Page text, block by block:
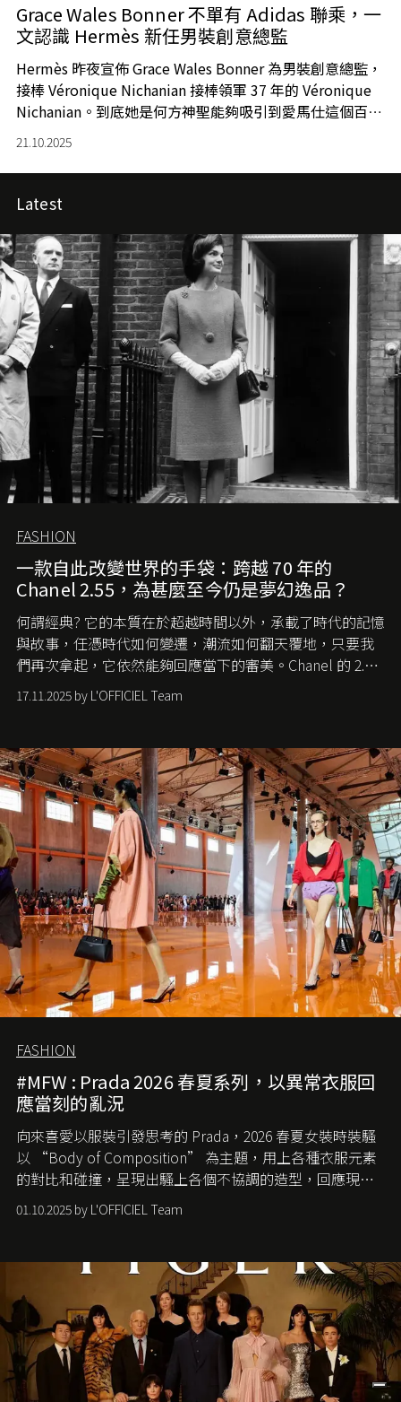
Grace Wales Bonner 不單有 Adidas 聯乘，一
文認識 Hermès 新任男裝創意總監
Hermès 昨夜宣佈 Grace Wales Bonner 為男裝創意總監，
接棒 Véronique Nichanian 接棒領軍 37 年的 Véronique
Nichanian。到底她是何方神聖能夠吸引到愛馬仕這個百年
品牌的垂青，又能讓一眾時裝人心悅誠服？或許這正是好
機會讓我們再次認識炙手可熱的設計師，除了廣受追捧的
Adidas 聯乘外，還有甚麼豐功偉績？
21.10.2025
Latest
FASHION
一款自此改變世界的手袋：跨越 70 年的
Chanel 2.55，為甚麼至今仍是夢幻逸品？
何謂經典? 它的本質在於超越時間以外，承載了時代的記憶
與故事，任憑時代如何變遷，潮流如何翻天覆地，只要我
們再次拿起，它依然能夠回應當下的審美。Chanel 的 2.55
手袋更是這樣存在，自問世至今，一直有着舉足輕重的地
位。如果說每個女生的第一個夢想手袋是 Chanel，那 2.55
愛它的雋永與優雅。那麼這個手袋是怎麼誕生的呢？又為
甚麼取名叫 2.55 ？今天就由《L'Officiel HK》帶你穿越流金
歲月，回顧 2.55 的誕生故事。
17.11.2025 by L'OFFICIEL Team
FASHION
#MFW : Prada 2026 春夏系列，以異常衣服回
應當刻的亂況
向來喜愛以服裝引發思考的 Prada，2026 春夏女裝時裝騷
以 “Body of Composition” 為主題，用上各種衣服元素
的對比和碰撞，呈現出騷上各個不協調的造型，回應現今
社會各種資訊、文化超載的現象。
01.10.2025 by L'OFFICIEL Team